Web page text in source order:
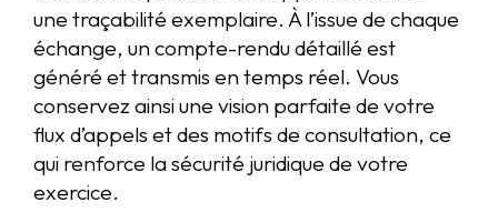
une traçabilité exemplaire. À l’issue de chaque
échange, un compte-rendu détaillé est
généré et transmis en temps réel. Vous
conservez ainsi une vision parfaite de votre
flux d’appels et des motifs de consultation, ce
qui renforce la sécurité juridique de votre
exercice.